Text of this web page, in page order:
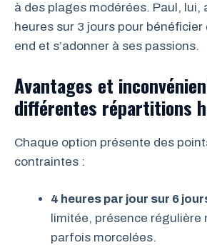
à des plages modérées. Paul, lui,
heures sur 3 jours pour bénéficier
end et s’adonner à ses passions.
Avantages et
différentes répartitions
Chaque option présente des
contraintes :
4 heures par jour sur 6
limitée, présence régulière
parfois morcelées.